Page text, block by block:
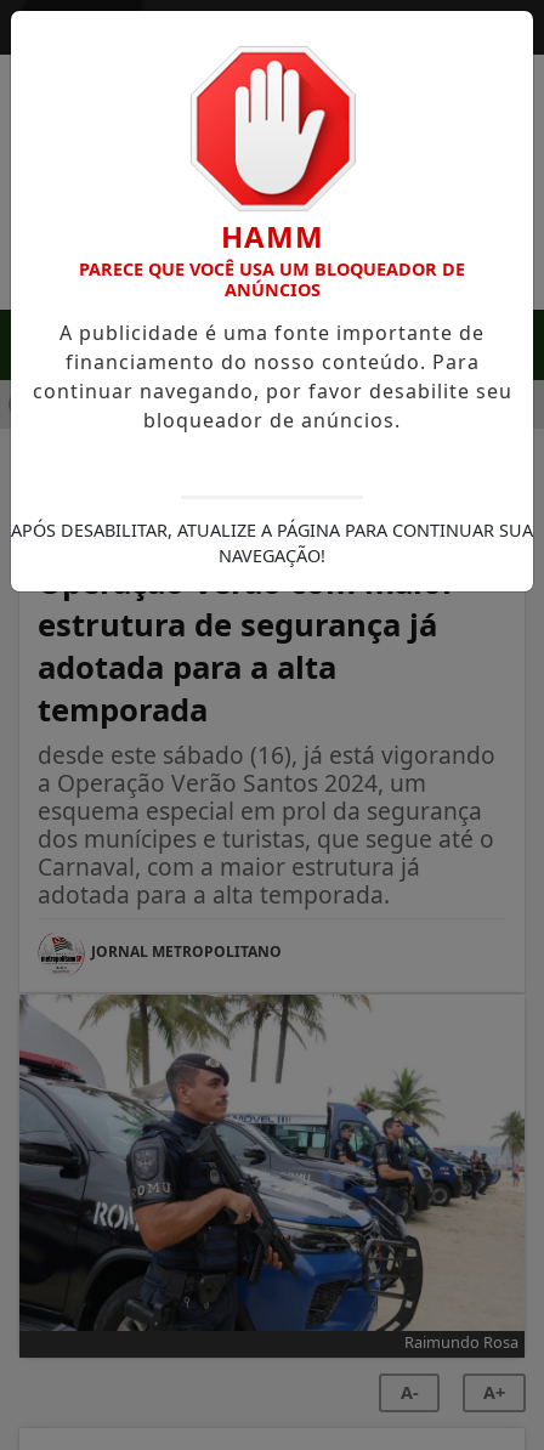
MENU
FAZENDA COM 488 HECTARES UNE ALTA
SANTOS - Cidade lança
Operação Verão com maior
estrutura de segurança já
adotada para a alta
temporada
desde este sábado (16), já está vigorando
a Operação Verão Santos 2024, um
esquema especial em prol da segurança
dos munícipes e turistas, que segue até o
Carnaval, com a maior estrutura já
adotada para a alta temporada.
JORNAL METROPOLITANO
Raimundo Rosa
A- A+
HAMM
PARECE QUE VOCÊ USA UM BLOQUEADOR DE
ANÚNCIOS
A publicidade é uma fonte importante de
financiamento do nosso conteúdo. Para
continuar navegando, por favor desabilite seu
bloqueador de anúncios.
APÓS DESABILITAR, ATUALIZE A PÁGINA PARA CONTINUAR SUA
NAVEGAÇÃO!